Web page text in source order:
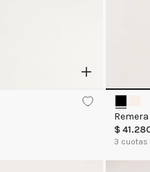
$41.
3 cuotas